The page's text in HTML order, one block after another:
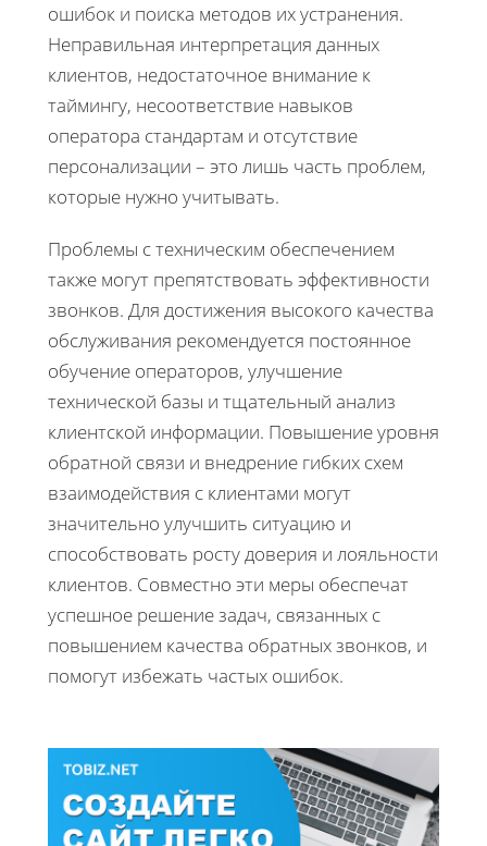
ошибок и поиска методов их устранения.
Неправильная интерпретация данных
клиентов, недостаточное внимание к
таймингу, несоответствие навыков
оператора стандартам и отсутствие
персонализации – это лишь часть проблем,
которые нужно учитывать.
Проблемы с техническим обеспечением
также могут препятствовать эффективности
звонков. Для достижения высокого качества
обслуживания рекомендуется постоянное
обучение операторов, улучшение
технической базы и тщательный анализ
клиентской информации. Повышение уровня
обратной связи и внедрение гибких схем
взаимодействия с клиентами могут
значительно улучшить ситуацию и
способствовать росту доверия и лояльности
клиентов. Совместно эти меры обеспечат
успешное решение задач, связанных с
повышением качества обратных звонков, и
помогут избежать частых ошибок.